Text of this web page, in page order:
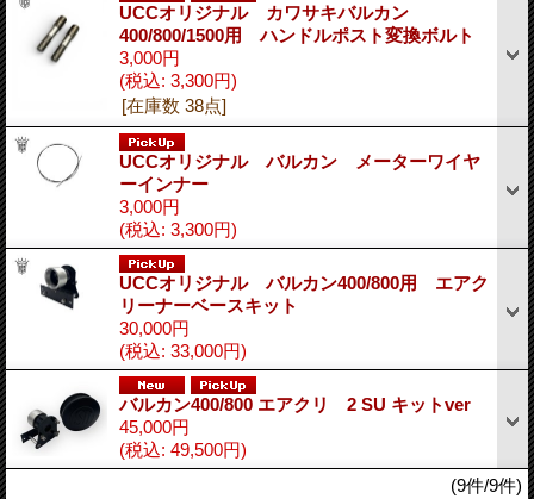
UCCオリジナル カワサキバルカン
400/800/1500用 ハンドルポスト変換ボルト
3,000円
(税込: 3,300円)
[在庫数 38点]
UCCオリジナル バルカン メーターワイヤ
ーインナー
3,000円
(税込: 3,300円)
UCCオリジナル バルカン400/800用 エアク
リーナーベースキット
30,000円
(税込: 33,000円)
バルカン400/800 エアクリ 2 SU キットver
45,000円
(税込: 49,500円)
(9件/9件)